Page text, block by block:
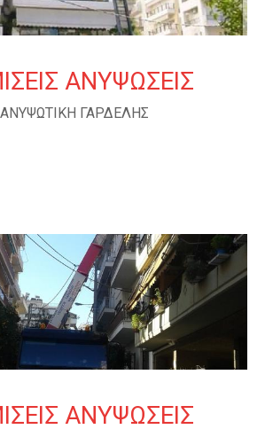
ΑΝΥΨΩΣΕΙΣ
ΓΑΡΔΕΛΗΣ
ΑΝΥΨΩΣΕΙΣ